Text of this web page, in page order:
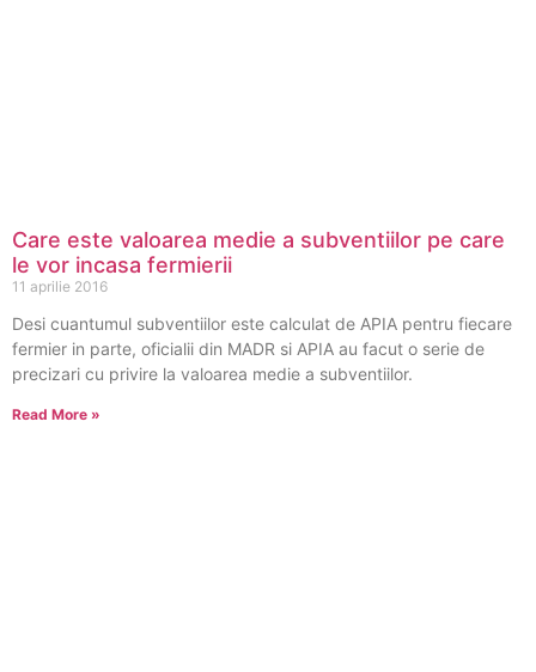
Care este valoarea medie a subventiilor pe care
le vor incasa fermierii
11 aprilie 2016
Desi cuantumul subventiilor este calculat de APIA pentru fiecare
fermier in parte, oficialii din MADR si APIA au facut o serie de
precizari cu privire la valoarea medie a subventiilor.
Read More »